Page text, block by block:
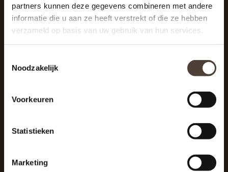
partners kunnen deze gegevens combineren met andere
informatie die u aan ze heeft verstrekt of die ze hebben
verzameld op basis van uw gebruik van hun services.
Noodzakelijk
Voorkeuren
Statistieken
Marketing